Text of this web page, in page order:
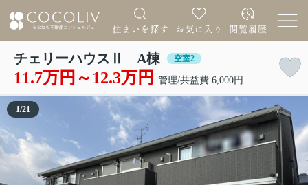
チェリーハウスⅡ A棟 空室2
11.7万円～12.3万円 管理/共益費 6,000円
1/21